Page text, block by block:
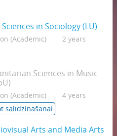
in Sociology (LU)
(Academic)
2 years
Sciences in Music
(Academic)
4 years
salīdzināšanai
Arts and Media Arts